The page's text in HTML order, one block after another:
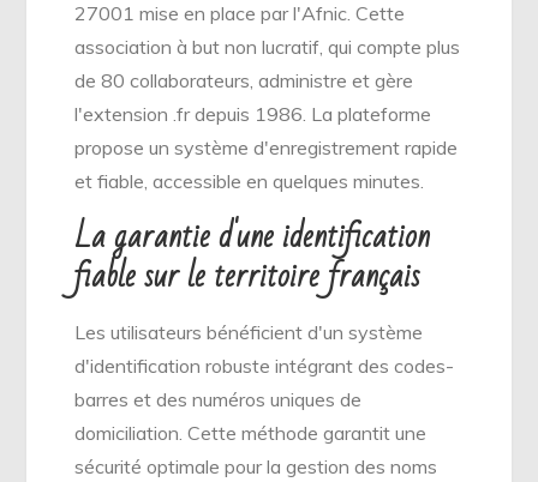
27001 mise en place par l'Afnic. Cette
association à but non lucratif, qui compte plus
de 80 collaborateurs, administre et gère
l'extension .fr depuis 1986. La plateforme
propose un système d'enregistrement rapide
et fiable, accessible en quelques minutes.
La garantie d'une identification
fiable sur le territoire français
Les utilisateurs bénéficient d'un système
d'identification robuste intégrant des codes-
barres et des numéros uniques de
domiciliation. Cette méthode garantit une
sécurité optimale pour la gestion des noms